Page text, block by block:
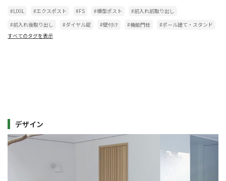
#LIXIL
#エクスポスト #FS #横型ポスト
#前入れ前取り出し
#前入れ後取り出し
#ダイヤル錠 #壁付け #機能門柱
#ポール建て・スタンド
すべてのタグを表示
デザイン